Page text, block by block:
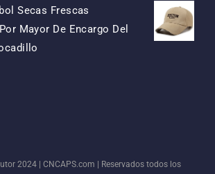
Original
Era:
Actual
Es:
Secas Frescas
Mayor De Encargo Del
2024 | CNCAPS.com | Reservados todos los